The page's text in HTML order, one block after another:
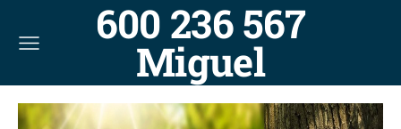
600 236 567
Miguel